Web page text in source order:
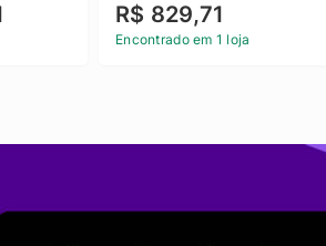
R$ 829,71
Encontrado em 1 loja